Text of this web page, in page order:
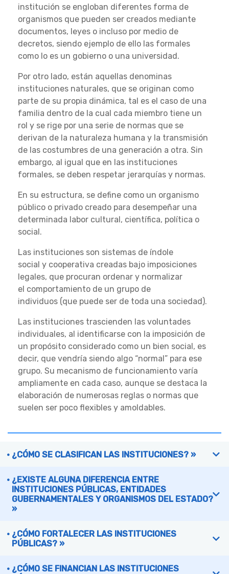
institución se engloban diferentes forma de
organismos que pueden ser creados mediante
documentos, leyes o incluso por medio de
decretos, siendo ejemplo de ello las formales
como lo es un gobierno o una universidad.
Por otro lado, están aquellas denominas
instituciones naturales, que se originan como
parte de su propia dinámica, tal es el caso de una
familia dentro de la cual cada miembro tiene un
rol y se rige por una serie de normas que se
derivan de la naturaleza humana y la transmisión
de las costumbres de una generación a otra. Sin
embargo, al igual que en las instituciones
formales, se deben respetar jerarquías y normas.
En su estructura, se define como un organismo
público o privado creado para desempeñar una
determinada labor cultural, científica, política o
social.
Las instituciones son sistemas de índole
social y cooperativa creadas bajo imposiciones
legales, que procuran ordenar y normalizar
el comportamiento de un grupo de
individuos (que puede ser de toda una sociedad).
Las instituciones trascienden las voluntades
individuales, al identificarse con la imposición de
un propósito considerado como un bien social, es
decir, que vendría siendo algo “normal” para ese
grupo. Su mecanismo de funcionamiento varía
ampliamente en cada caso, aunque se destaca la
elaboración de numerosas reglas o normas que
suelen ser poco flexibles y amoldables.
¿CÓMO SE CLASIFICAN LAS INSTITUCIONES? »
¿EXISTE ALGUNA DIFERENCIA ENTRE
INSTITUCIONES PÚBLICAS, ENTIDADES
GUBERNAMENTALES Y ORGANISMOS DEL ESTADO?
»
¿CÓMO FORTALECER LAS INSTITUCIONES
PÚBLICAS? »
¿CÓMO SE FINANCIAN LAS INSTITUCIONES